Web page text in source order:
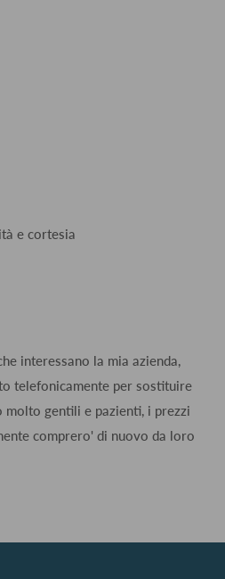
e cortesia
interessano la mia azienda,
telefonicamente per sostituire
gentili e pazienti, i prezzi
comprero' di nuovo da loro